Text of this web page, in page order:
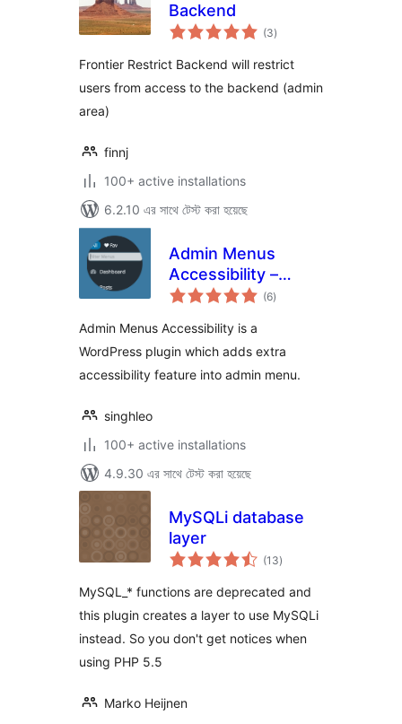
Backend
(3total
ratings
)
Frontier Restrict Backend will restrict
users from access to the backend (admin
area)
finnj
100+ active installations
6.2.10 এর সাথে টেস্ট করা হয়েছে
Admin Menus
Accessibility –
Quickly Search
(6total
ratings
)
Admin Menus Accessibility is a
WordPress plugin which adds extra
accessibility feature into admin menu.
singhleo
100+ active installations
4.9.30 এর সাথে টেস্ট করা হয়েছে
MySQLi database
layer
(13total
ratings
)
MySQL_* functions are deprecated and
this plugin creates a layer to use MySQLi
instead. So you don't get notices when
using PHP 5.5
Marko Heijnen